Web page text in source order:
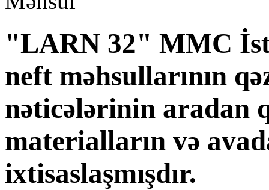
"LARN 32" MMC
neft məhsullarının
nəticələrinin aradan
materialların və
ixtisaslaşmışdır.